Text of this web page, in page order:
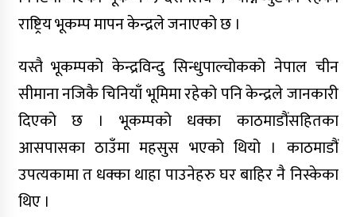
जयेन्दु बालसुधार गृहमा स्वास्थ्य संकट
उजागर, अधिकांश बालक छाला रोगबाट
पीडित
किन शल्यक्रिया अघि एनेस्थेसियोलोजिस्ट
डाक्टरलाई भेट्नुपर्छ ?
राष्ट्रिय भूकम्प मापन केन्द्रले जनाएको छ ।
यस्तै भूकम्पको केन्द्रविन्दु सिन्धुपाल्चोकको नेपाल चीन
सीमाना नजिकै चिनियाँ भूमिमा रहेको पनि केन्द्रले जानकारी
दिएको छ । भूकम्पको धक्का काठमाडौंसहितका
आसपासका ठाउँमा महसुस भएको थियो । काठमाडौं
उपत्यकामा त धक्का थाहा पाउनेहरु घर बाहिर नै निस्केका
थिए ।